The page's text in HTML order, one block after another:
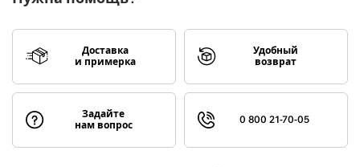
Доставка
и примерка
Удобный
возврат
Задайте
нам вопрос
0 800 21-70-05